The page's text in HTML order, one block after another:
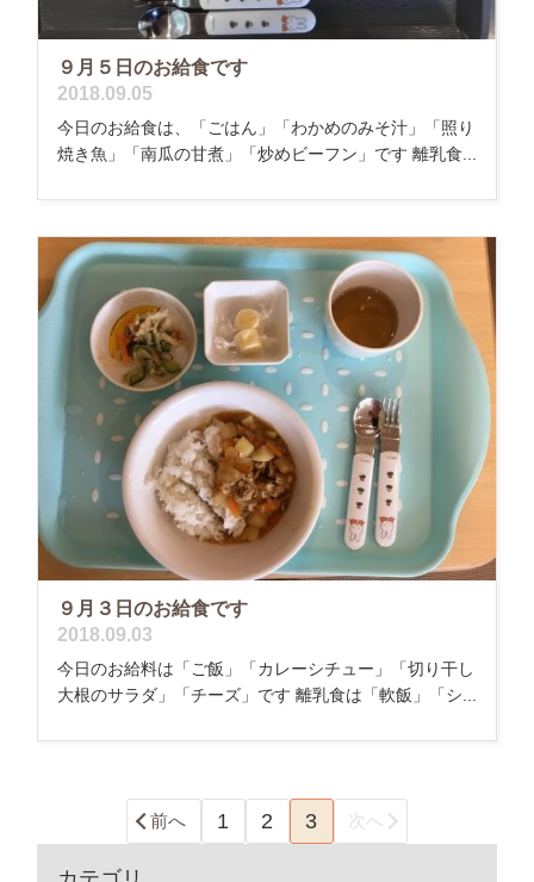
９月５日のお給食です
2018.09.05
今日のお給食は、「ごはん」「わかめのみそ汁」「照り
焼き魚」「南瓜の甘煮」「炒めビーフン」です 離乳食...
９月３日のお給食です
2018.09.03
今日のお給料は「ご飯」「カレーシチュー」「切り干し
大根のサラダ」「チーズ」です 離乳食は「軟飯」「シ...
前へ 1 2 3 次へ